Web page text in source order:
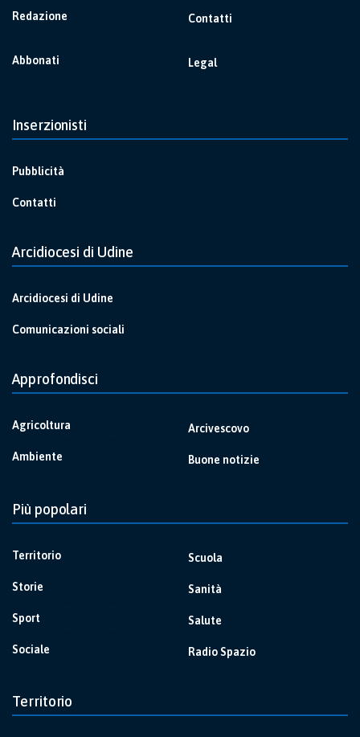
Redazione
Abbonati
Contatti
Legal
Inserzionisti
Pubblicità
Contatti
Arcidiocesi di Udine
Arcidiocesi di Udine
Comunicazioni sociali
Approfondisci
Agricoltura
Ambiente
Arcivescovo
Buone notizie
Più popolari
Territorio
Storie
Sport
Sociale
Scuola
Sanità
Salute
Radio Spazio
Territorio